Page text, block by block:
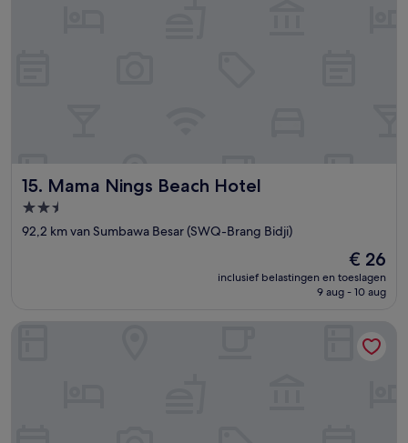
15. Mama Nings Beach Hotel
Mama Nings Beach Hotel
2.5-
sterrenaccommodatie
92,2 km van Sumbawa Besar (SWQ-Brang Bidji)
De
prijs
is
€ 26
inclusief belastingen en toeslagen
9 aug - 10 aug
Balong Balong Surf Bungalows